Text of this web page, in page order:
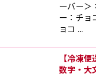
ーバー＞
ー：チョ
ョコ …
【冷凍
数字・大